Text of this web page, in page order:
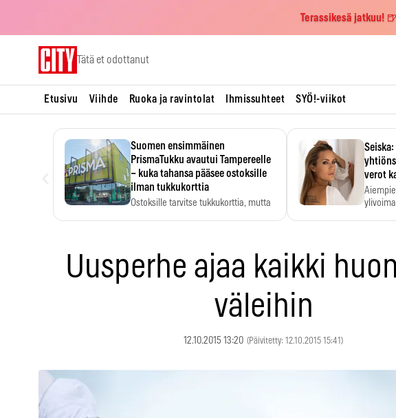
Terassikesä jatkuu!
Tätä et odottanut
Etusivu Viihde Ruoka ja ravintolat Ihmissuhteet SYÖ!-viikot
Suomen ensimmäinen
PrismaTukku avautui Tampereelle
– kuka tahansa pääsee ostoksille
ilman tukkukorttia
Ostoksille tarvitse tukkukorttia, mutta
verot
Uusperhe ajaa kaikki
väleihin
12.10.2015 13:20 (Päivitetty: 12.10.2015 15:41)